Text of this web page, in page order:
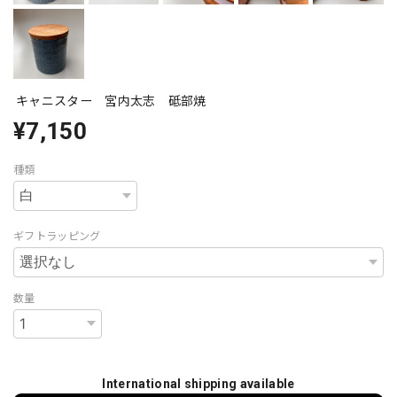
キャニスター 宮内太志 砥部焼
¥7,150
種類
ギフトラッピング
数量
International shipping available